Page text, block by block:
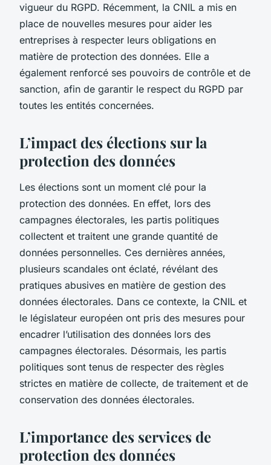
vigueur du RGPD. Récemment, la CNIL a mis en
place de nouvelles mesures pour aider les
entreprises à respecter leurs obligations en
matière de protection des données. Elle a
également renforcé ses pouvoirs de contrôle et de
sanction, afin de garantir le respect du RGPD par
toutes les entités concernées.
L’impact des élections sur la
protection des données
Les élections sont un moment clé pour la
protection des données. En effet, lors des
campagnes électorales, les partis politiques
collectent et traitent une grande quantité de
données personnelles. Ces dernières années,
plusieurs scandales ont éclaté, révélant des
pratiques abusives en matière de gestion des
données électorales. Dans ce contexte, la CNIL et
le législateur européen ont pris des mesures pour
encadrer l’utilisation des données lors des
campagnes électorales. Désormais, les partis
politiques sont tenus de respecter des règles
strictes en matière de collecte, de traitement et de
conservation des données électorales.
L’importance des services de
protection des données